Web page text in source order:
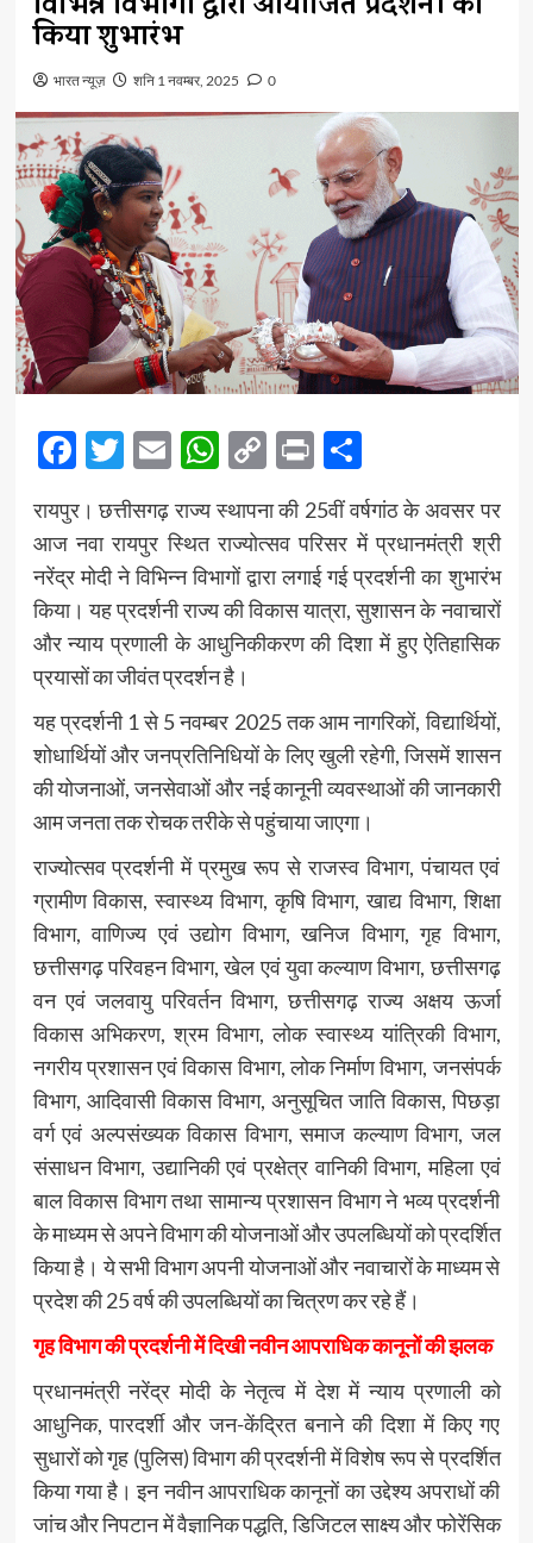
किया शुभारंभ
भारत न्यूज़ शनि 1 नवम्बर, 2025 0
Facebook
Twitter
EmailWhatsApp
Copy
Link
PrintShare
रायपुर। छत्तीसगढ़ राज्य स्थापना की 25वीं वर्षगांठ के अवसर पर
आज नवा रायपुर स्थित राज्योत्सव परिसर में प्रधानमंत्री श्री
नरेंद्र मोदी ने विभिन्न विभागों द्वारा लगाई गई प्रदर्शनी का शुभारंभ
किया। यह प्रदर्शनी राज्य की विकास यात्रा, सुशासन के नवाचारों
और न्याय प्रणाली के आधुनिकीकरण की दिशा में हुए ऐतिहासिक
प्रयासों का जीवंत प्रदर्शन है।
यह प्रदर्शनी 1 से 5 नवम्बर 2025 तक आम नागरिकों, विद्यार्थियों,
शोधार्थियों और जनप्रतिनिधियों के लिए खुली रहेगी, जिसमें शासन
की योजनाओं, जनसेवाओं और नई कानूनी व्यवस्थाओं की जानकारी
आम जनता तक रोचक तरीके से पहुंचाया जाएगा।
राज्योत्सव प्रदर्शनी में प्रमुख रूप से राजस्व विभाग, पंचायत एवं
ग्रामीण विकास, स्वास्थ्य विभाग, कृषि विभाग, खाद्य विभाग, शिक्षा
विभाग, वाणिज्य एवं उद्योग विभाग, खनिज विभाग, गृह विभाग,
छत्तीसगढ़ परिवहन विभाग, खेल एवं युवा कल्याण विभाग, छत्तीसगढ़
वन एवं जलवायु परिवर्तन विभाग, छत्तीसगढ़ राज्य अक्षय ऊर्जा
विकास अभिकरण, श्रम विभाग, लोक स्वास्थ्य यांत्रिकी विभाग,
नगरीय प्रशासन एवं विकास विभाग, लोक निर्माण विभाग, जनसंपर्क
विभाग, आदिवासी विकास विभाग, अनुसूचित जाति विकास, पिछड़ा
वर्ग एवं अल्पसंख्यक विकास विभाग, समाज कल्याण विभाग, जल
संसाधन विभाग, उद्यानिकी एवं प्रक्षेत्र वानिकी विभाग, महिला एवं
बाल विकास विभाग तथा सामान्य प्रशासन विभाग ने भव्य प्रदर्शनी
के माध्यम से अपने विभाग की योजनाओं और उपलब्धियों को प्रदर्शित
किया है। ये सभी विभाग अपनी योजनाओं और नवाचारों के माध्यम से
प्रदेश की 25 वर्ष की उपलब्धियों का चित्रण कर रहे हैं।
गृह विभाग की प्रदर्शनी में दिखी नवीन आपराधिक कानूनों की झलक
प्रधानमंत्री नरेंद्र मोदी के नेतृत्व में देश में न्याय प्रणाली को
आधुनिक, पारदर्शी और जन-केंद्रित बनाने की दिशा में किए गए
सुधारों को गृह (पुलिस) विभाग की प्रदर्शनी में विशेष रूप से प्रदर्शित
किया गया है। इन नवीन आपराधिक कानूनों का उद्देश्य अपराधों की
जांच और निपटान में वैज्ञानिक पद्धति, डिजिटल साक्ष्य और फोरेंसिक